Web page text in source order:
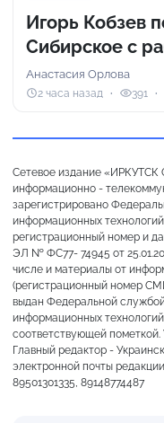
Игорь Кобзев
Сибирское с
Анастасия Орлова
2 часа назад 391
Сетевое издание
информационно -
зарегистрировано
информационных
регистрационный номер и
ЭЛ № ФС77- 74945 от
числе и материалы от
(регистрационный номер
выдан Федеральной
информационных
соответствующей
Главный редактор -
электронной почты
89501301335, 89148774487